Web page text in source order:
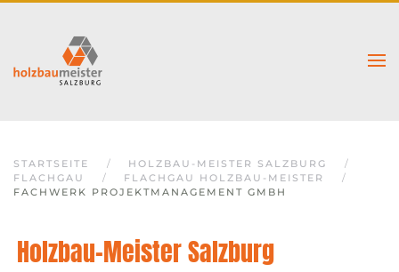
STARTSEITE
HOLZBAU-MEISTER SALZBURG
FLACHGAU
FLACHGAU HOLZBAU-MEISTER
FACHWERK PROJEKTMANAGEMENT GMBH
Holzbau-Meister Salzburg